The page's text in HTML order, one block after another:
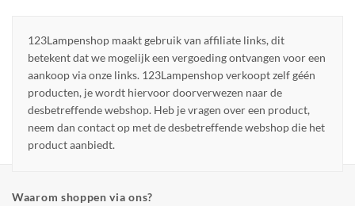
123Lampenshop maakt gebruik van affiliate links, dit
betekent dat we mogelijk een vergoeding ontvangen voor een
aankoop via onze links. 123Lampenshop verkoopt zelf géén
producten, je wordt hiervoor doorverwezen naar de
desbetreffende webshop. Heb je vragen over een product,
neem dan contact op met de desbetreffende webshop die het
product aanbiedt.
Waarom shoppen via ons?